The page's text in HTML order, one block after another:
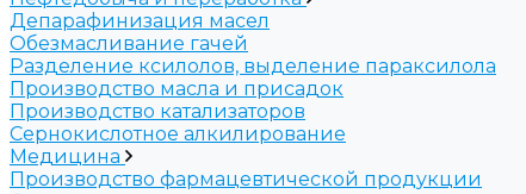
Депарафинизация масел
Обезмасливание гачей
Разделение ксилолов, выделение параксилола
Производство масла и присадок
Производство катализаторов
Сернокислотное алкилирование
Медицина
Производство фармацевтической продукции